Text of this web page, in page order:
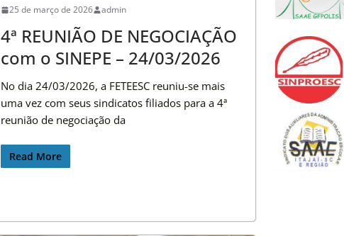
25 de março de 2026 admin
4ª REUNIÃO DE NEGOCIAÇÃO
com o SINEPE – 24/03/2026
No dia 24/03/2026, a FETEESC reuniu-se mais
uma vez com seus sindicatos filiados para a 4ª
reunião de negociação da
Read More